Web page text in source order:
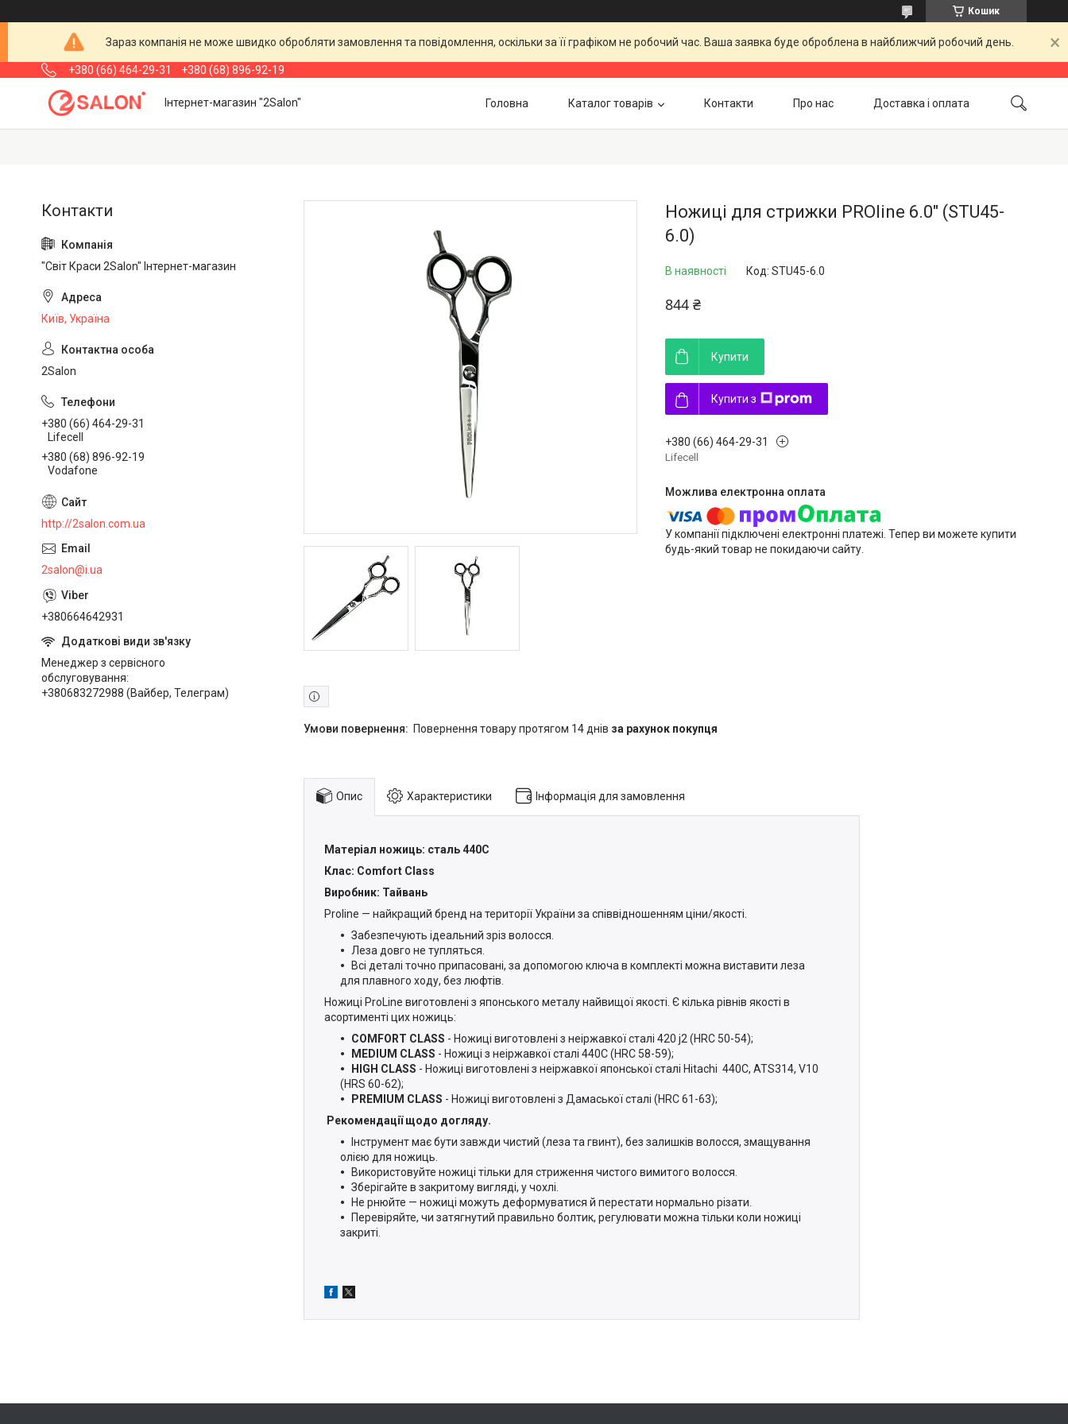
Кошик
Зараз компанія не може швидко обробляти замовлення та повідомлення, оскільки за її графіком не робочий час. Ваша заявка буде оброблена в найближчий робочий день.
+380 (66) 464-29-31 +380 (68) 896-92-19
Інтернет-магазин "2Salon" Головна Каталог товарів Контакти Про нас Доставка і оплата
Ножиці для стрижки PROline 6.0" (STU45-
6.0)
В наявності Код: STU45-6.0
844 ₴
Купити
Купити з
+380 (66) 464-29-31
Lifecell
У компанії підключені електронні платежі. Тепер ви можете купити
будь-який товар не покидаючи сайту.
повернення товару протягом 14 днів за рахунок покупця
Опис Характеристики Інформація для замовлення
Матеріал ножиць: сталь 440С
Клас: Comfort Class
Виробник: Тайвань
Proline — найкращий бренд на території України за співвідношенням ціни/якості.
Забезпечують ідеальний зріз волосся.
Леза довго не тупляться.
Всі деталі точно припасовані, за допомогою ключа в комплекті можна виставити леза
для плавного ходу, без люфтів.
Ножиці ProLine виготовлені з японського металу найвищої якості. Є кілька рівнів якості в
асортименті цих ножиць:
COMFORT CLASS - Ножиці виготовлені з неіржавкої сталі 420 j2 (HRC 50-54);
MEDIUM CLASS - Ножиці з неіржавкої сталі 440С (HRC 58-59);
HIGH CLASS - Ножиці виготовлені з неіржавкої японської сталі Hitachi 440C, ATS314, V10
(HRS 60-62);
PREMIUM CLASS - Ножиці виготовлені з Дамаської сталі (HRC 61-63);
Рекомендації щодо догляду.
Інструмент має бути завжди чистий (леза та гвинт), без залишків волосся, змащування
олією для ножиць.
Використовуйте ножиці тільки для стриження чистого вимитого волосся.
Зберігайте в закритому вигляді, у чохлі.
Не рнюйте — ножиці можуть деформуватися й перестати нормально різати.
Перевіряйте, чи затягнутий правильно болтик, регулювати можна тільки коли ножиці
закриті.
"Світ Краси 2Salon" Інтернет-магазин
Київ, Україна
2Salon
+380 (66) 464-29-31
Lifecell
+380 (68) 896-92-19
Vodafone
http://2salon.com.ua
2salon@i.ua
+380664642931
Менеджер з сервісного
обслуговування
+380683272988 (Вайбер, Телеграм)